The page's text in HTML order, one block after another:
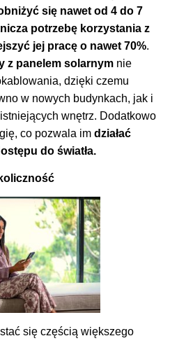
się nawet od 4 do 7
potrzebę korzystania z
jej pracę o nawet 70%.
z panelem solarnym nie
dzięki czemu
w nowych budynkach, jak i
wnętrz. Dodatkowo
co pozwala im działać
do światła.
się częścią większego